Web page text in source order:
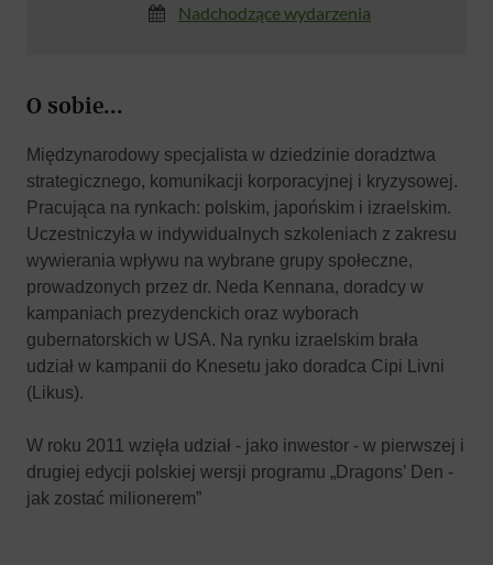
Nadchodzące wydarzenia
O sobie...
Międzynarodowy specjalista w dziedzinie doradztwa
strategicznego, komunikacji korporacyjnej i kryzysowej.
Pracująca na rynkach: polskim, japońskim i izraelskim.
Uczestniczyła w indywidualnych szkoleniach z zakresu
wywierania wpływu na wybrane grupy społeczne,
prowadzonych przez dr. Neda Kennana, doradcy w
kampaniach prezydenckich oraz wyborach
gubernatorskich w USA. Na rynku izraelskim brała
udział w kampanii do Knesetu jako doradca Cipi Livni
(Likus).
W roku 2011 wzięła udział - jako inwestor - w pierwszej i
drugiej edycji polskiej wersji programu „Dragons’ Den -
jak zostać milionerem”